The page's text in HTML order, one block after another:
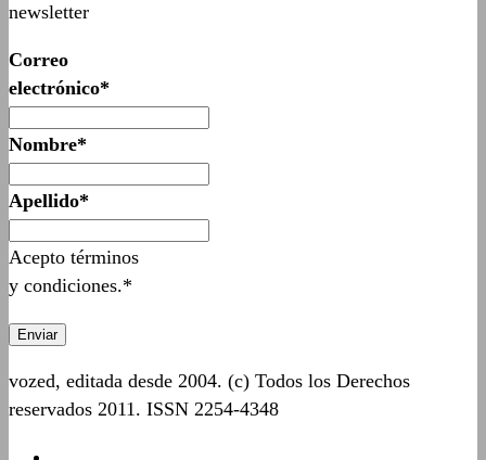
newsletter
Correo
electrónico*
Nombre*
Apellido*
Acepto términos
y condiciones.*
vozed, editada desde 2004. (c) Todos los Derechos
reservados 2011. ISSN 2254-4348